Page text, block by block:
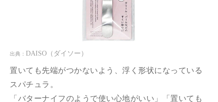
出典： DAISO （ダイソー）
置いても先端がつかないよう、浮く形状になっている
スパチュラ。
「バターナイフのようで使い心地がいい」「置いても